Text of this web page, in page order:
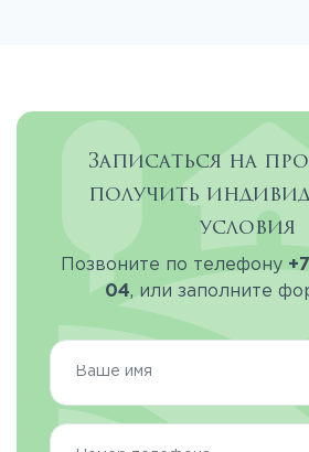
Записаться на
получить
условия
Позвоните по телефону
04, или заполните